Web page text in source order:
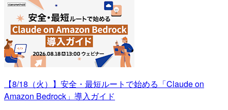
【8/18（火）】安全・最短ルートで始める「Claude on
Amazon Bedrock」導入ガイド